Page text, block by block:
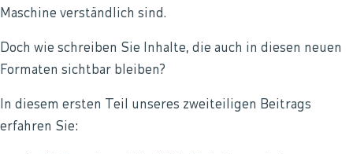
Maschine verständlich sind.
Doch wie schreiben Sie Inhalte, die auch in diesen neuen
Formaten sichtbar bleiben?
In diesem ersten Teil unseres zweiteiligen Beitrags
erfahren Sie: